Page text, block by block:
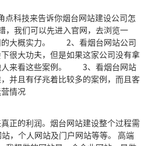
科技来告诉你烟台网站建设公司怎
我们可以先进入官网，去浏览一
的大概实力。 2、看烟台网站公司
很大功夫，但是如果这家公司没有拿
人来看这些案例。 3、看烟台网站
并且有仔兆着比较多的案例，而且客
情况
正的利润。烟台网站建设整个过程需
，个人网站及门户网站等等。 高端